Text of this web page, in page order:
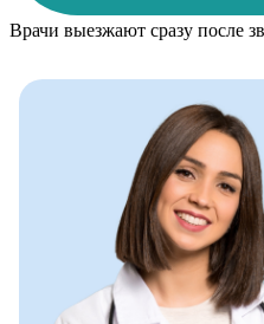
Врачи выезжают сразу после